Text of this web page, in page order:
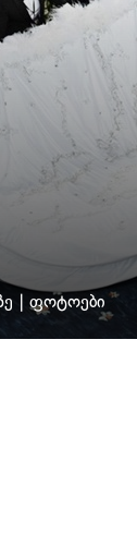
| ფოტოები